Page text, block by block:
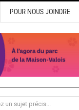
POUR NOUS JOINDRE